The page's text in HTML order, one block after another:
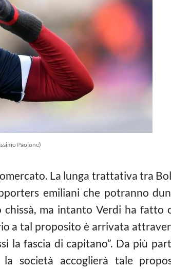
Paolone)
La lunga trattativa tra
emiliani che potranno
chissà, ma intanto Verdi ha fatto
a tal proposito è arrivata
la fascia di capitano”. Da più
società accoglierà tale